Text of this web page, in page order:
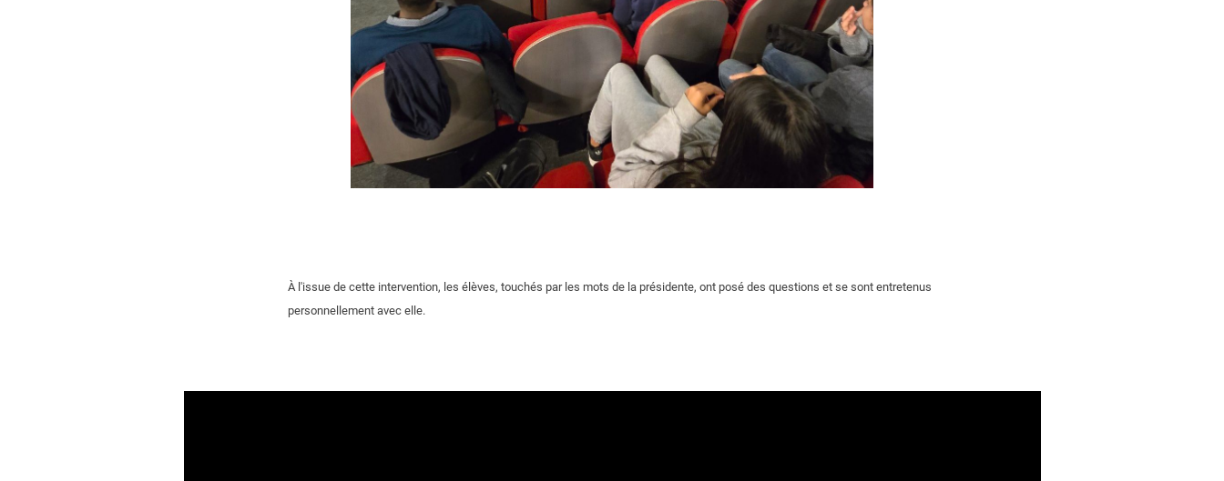
À l'issue de cette intervention, les élèves, touchés par les mots de la présidente, ont posé des questions et se sont entretenus
personnellement avec elle.